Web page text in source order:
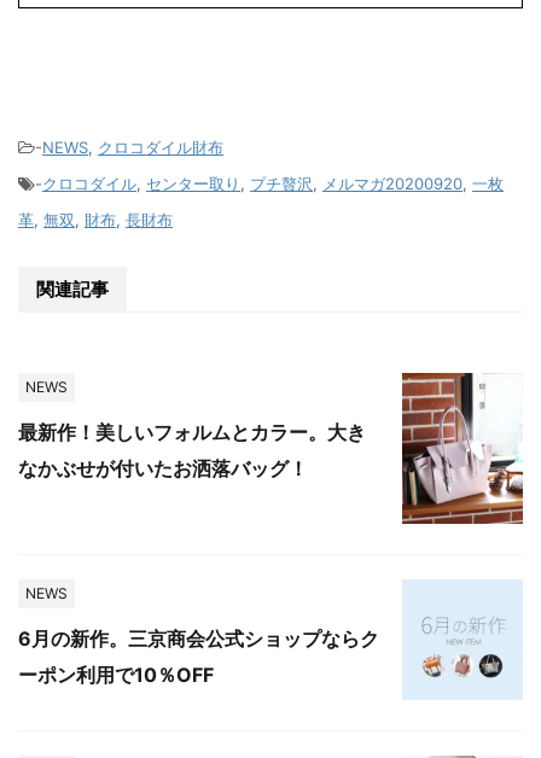
-NEWS, クロコダイル財布
-クロコダイル, センター取り , プチ贅沢, メルマガ20200920, 一枚
革, 無双, 財布, 長財布
関連記事
NEWS
最新作！美しいフォルムとカラー。大き
なかぶせが付いたお洒落バッグ！
NEWS
6月の新作。三京商会公式ショップならク
ーポン利用で10％OFF